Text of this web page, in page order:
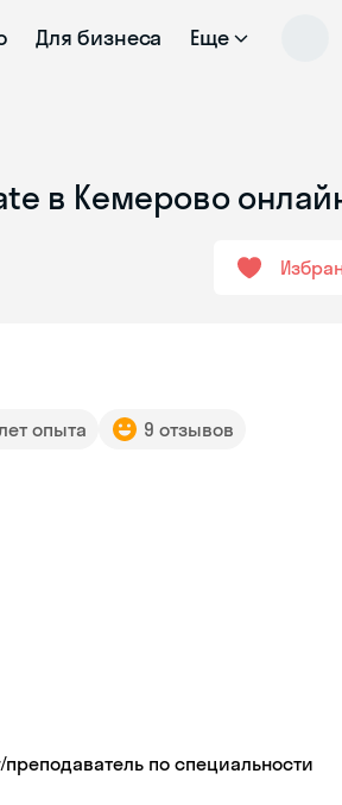
Для бизнеса Еще
в Кемерово
опыта 9 отзывов
по специальности